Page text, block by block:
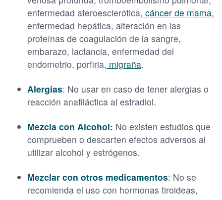
enfermedad ateroesclerótica, cáncer de mama,
enfermedad hepática, alteración en las
proteínas de coagulación de la sangre,
embarazo, lactancia, enfermedad del
endometrio, porfiria, migraña.
Alergias: No usar en caso de tener alergias o
reacción anafiláctica al estradiol.
Mezcla con Alcohol: No existen estudios que
comprueben o descarten efectos adversos al
utilizar alcohol y estrógenos.
Mezclar con otros medicamentos: No se
recomienda el uso con hormonas tiroideas,